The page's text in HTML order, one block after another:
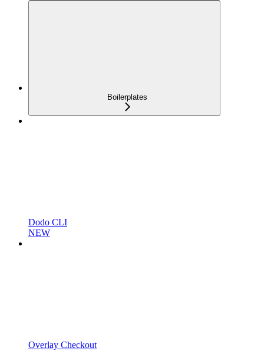
Boilerplates
Dodo CLI
NEW
Overlay Checkout